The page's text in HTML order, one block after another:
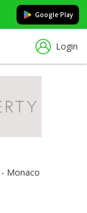
Google Play
Login
Monaco